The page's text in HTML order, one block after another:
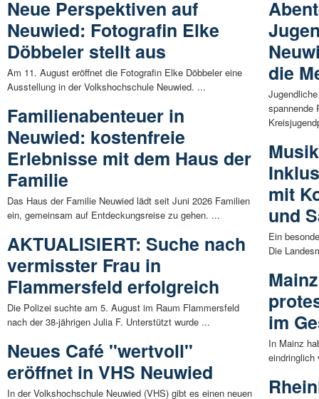
Neue Perspektiven auf
Neuwied: Fotografin Elke
Döbbeler stellt aus
Am 11. August eröffnet die Fotografin Elke Döbbeler eine
Ausstellung in der Volkshochschule Neuwied. ...
Familienabenteuer in
Neuwied: kostenfreie
Erlebnisse mit dem Haus der
Familie
Das Haus der Familie Neuwied lädt seit Juni 2026 Familien
ein, gemeinsam auf Entdeckungsreise zu gehen. ...
AKTUALISIERT: Suche nach
vermisster Frau in
Flammersfeld erfolgreich
Die Polizei suchte am 5. August im Raum Flammersfeld
nach der 38-jährigen Julia F. Unterstützt wurde ...
Neues Café "wertvoll"
eröffnet in VHS Neuwied
In der Volkshochschule Neuwied (VHS) gibt es einen neuen
die
spannende
mit
und
Ein
Die
im
In Mainz
eindringlich